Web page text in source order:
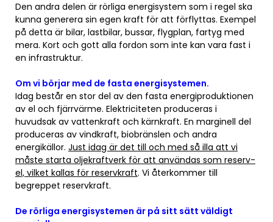
Den andra delen är rörliga energisystem som i regel ska
kunna generera sin egen kraft för att förflyttas. Exempel
på detta är bilar, lastbilar, bussar, flygplan, fartyg med
mera. Kort och gott alla fordon som inte kan vara fast i
en infrastruktur.
Om vi börjar med de fasta energisystemen.
Idag består en stor del av den fasta energiproduktionen
av el och fjärrvärme. Elektriciteten produceras i
huvudsak av vattenkraft och kärnkraft. En marginell del
produceras av vindkraft, biobränslen och andra
energikällor. Just idag är det till och med så illa att vi
måste starta oljekraftverk för att användas som reserv-
el, vilket kallas för reservkraft. Vi återkommer till
begreppet reservkraft.
De rörliga energisystemen är på sitt sätt väldigt